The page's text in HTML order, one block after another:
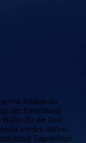
von Bildern im
der Einrichtung
Bilder für die freie
werden dürfen.
Tagespflege